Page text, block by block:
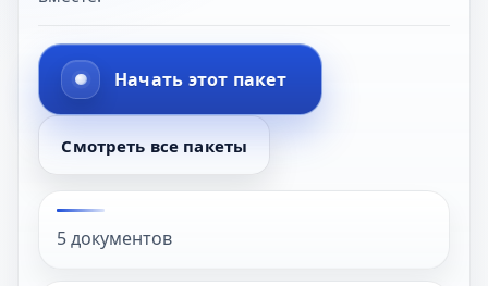
Начать этот пакет
Смотреть все пакеты
5 документов